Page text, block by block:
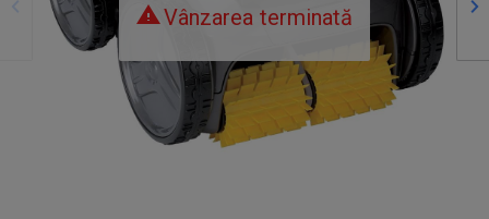
Vânzarea terminată